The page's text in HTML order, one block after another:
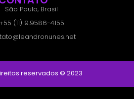
São Paulo, Brasil
+55 (11) 9.9586-4155
reservados © 2023